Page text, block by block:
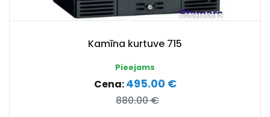
Kamīna kurtuve 715
Pieejams
Cena:495.00 €
880.00 €